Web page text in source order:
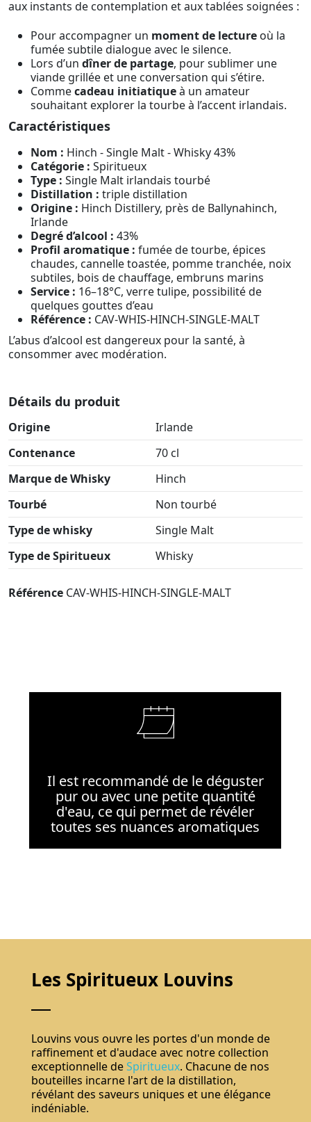
aux instants de contemplation et aux tablées soignées :
Pour accompagner un moment de lecture où la
fumée subtile dialogue avec le silence.
Lors d’un dîner de partage, pour sublimer une
viande grillée et une conversation qui s’étire.
Commecadeau initiatiqueà un amateur
souhaitant explorer la tourbe à l’accent irlandais.
Caractéristiques
Nom : Hinch - Single Malt - Whisky 43%
Catégorie : Spiritueux
Type : Single Malt irlandais tourbé
Distillation : triple distillation
Origine : Hinch Distillery, près de Ballynahinch,
Irlande
Degré d’alcool : 43%
Profil aromatique : fumée de tourbe, épices
chaudes, cannelle toastée, pomme tranchée, noix
subtiles, bois de chauffage, embruns marins
Service : 16–18°C, verre tulipe, possibilité de
quelques gouttes d’eau
Référence : CAV-WHIS-HINCH-SINGLE-MALT
L’abus d’alcool est dangereux pour la santé, à
consommer avec modération.
Détails du produit
Origine
Irlande
Contenance
70 cl
Marque de Whisky
Hinch
Tourbé
Non tourbé
Type de whisky
Single Malt
Type de Spiritueux
Whisky
Référence CAV-WHIS-HINCH-SINGLE-MALT
Il est recommandé de le déguster
pur ou avec une petite quantité
d'eau, ce qui permet de révéler
toutes ses nuances aromatiques
Les Spiritueux Louvins
Louvins vous ouvre les portes d'un monde de
raffinement et d'audace avec notre collection
exceptionnelle deSpiritueux. Chacune de nos
bouteilles incarne l'art de la distillation,
révélant des saveurs uniques et une élégance
indéniable.